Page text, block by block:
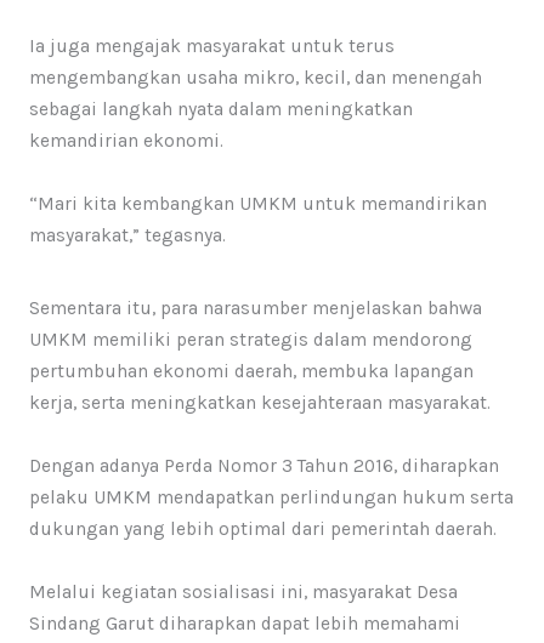
Ia juga mengajak masyarakat untuk terus
mengembangkan usaha mikro, kecil, dan menengah
sebagai langkah nyata dalam meningkatkan
kemandirian ekonomi.
“Mari kita kembangkan UMKM untuk memandirikan
masyarakat,” tegasnya.
Sementara itu, para narasumber menjelaskan bahwa
UMKM memiliki peran strategis dalam mendorong
pertumbuhan ekonomi daerah, membuka lapangan
kerja, serta meningkatkan kesejahteraan masyarakat.
Dengan adanya Perda Nomor 3 Tahun 2016, diharapkan
pelaku UMKM mendapatkan perlindungan hukum serta
dukungan yang lebih optimal dari pemerintah daerah.
Melalui kegiatan sosialisasi ini, masyarakat Desa
Sindang Garut diharapkan dapat lebih memahami